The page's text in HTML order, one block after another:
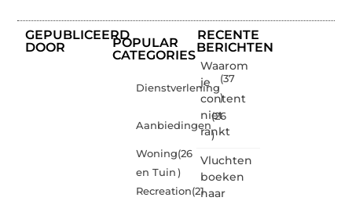
GEPUBLICEERD
DOOR
POPULAR
CATEGORIES
Dienstverlening
(37
)
Aanbiedingen
(26
)
Woning
en Tuin
(26
)
Recreation(21
RECENTE
BERICHTEN
Waarom
je
content
niet
rankt
Vluchten
boeken
naar